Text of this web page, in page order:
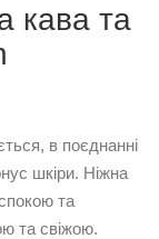
кава та
в поєднанні
шкіри. Ніжна
та
та свіжою.